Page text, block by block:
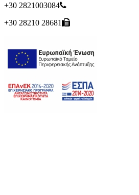
+30 2821003084
+30 28210 28681